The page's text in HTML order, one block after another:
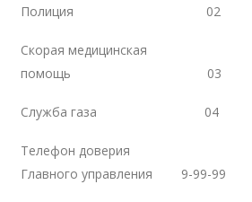
Полиция 02
Скорая медицинская
помощь 03
Служба газа 04
Телефон доверия
Главного управления 9-99-99